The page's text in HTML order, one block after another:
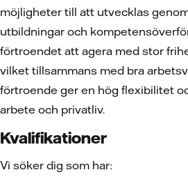
möjligheter till att utvecklas
utbildningar och
förtroendet att agera med stor
vilket tillsammans med bra
förtroende ger en hög flexibilitet
arbete och privatliv.
Kvalifikationer
Vi söker dig som har: